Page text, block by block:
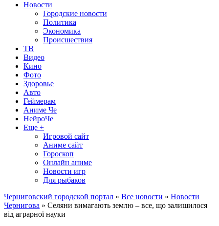
Новости
Городские новости
Политика
Экономика
Происшествия
ТВ
Видео
Кино
Фото
Здоровье
Авто
Геймерам
Аниме Че
НейроЧе
Еще +
Игровой сайт
Аниме сайт
Гороскоп
Онлайн аниме
Новости игр
Для рыбаков
Черниговский городской портал » Все новости » Новости
Чернигова » Селяни вимагають землю – все, що залишилося
від аграрної науки